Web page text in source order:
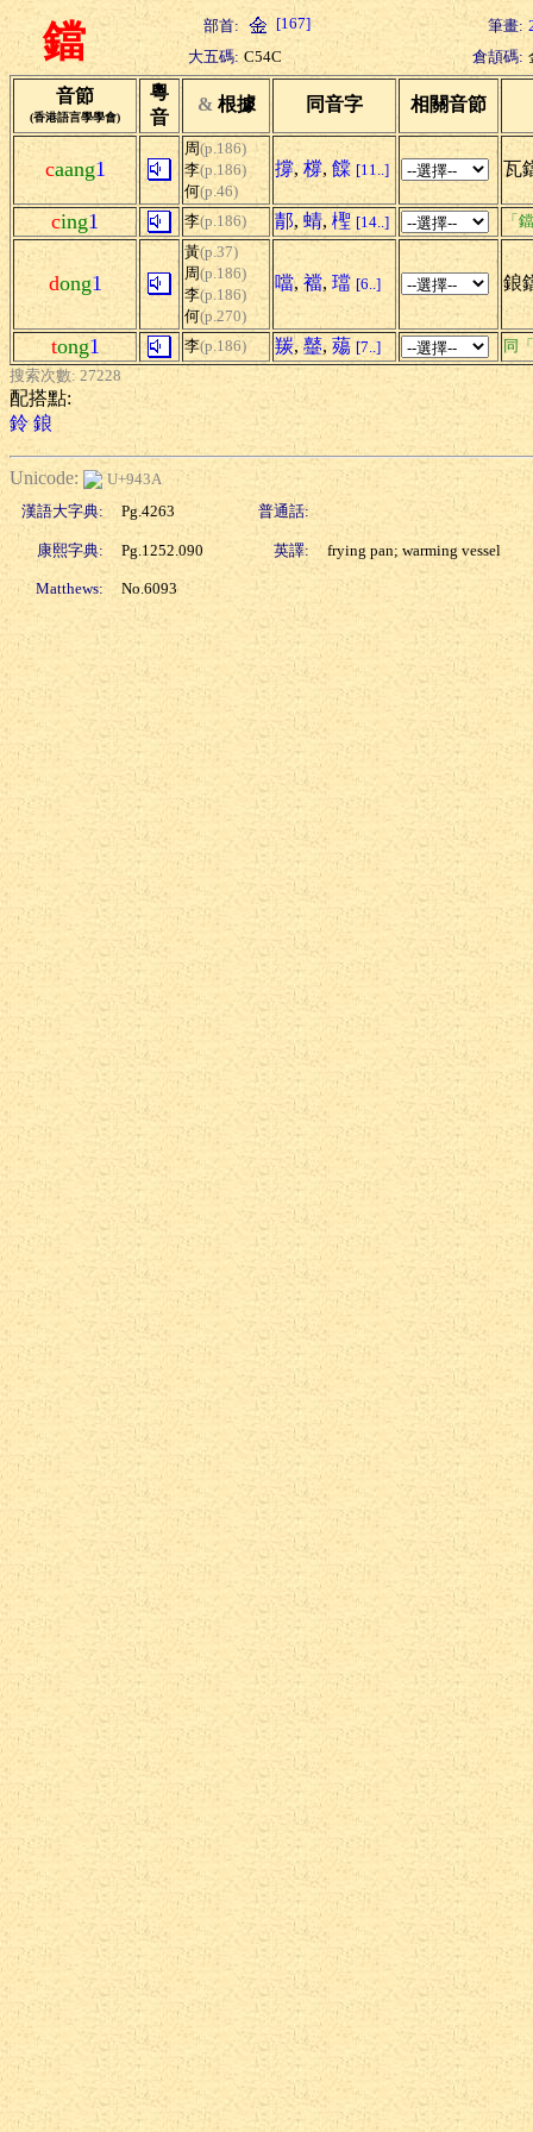
鐺 部首: [167] 筆畫:
大五碼: C54C 倉頡碼:
音節
(香港語言學學會)
粵
音
& 根據 同音字 相關音節
caang1
周(p.186)
李(p.186)
何(p.46)
撐, 橕, 饓 [11..] 瓦
cing1 李(p.186) 郬, 蜻, 檉 [14..] 「
dong1
黃(p.37)
周(p.186)
李(p.186)
何(p.270)
噹, 襠, 璫 [6..] 鋃
tong1 李(p.186) 羰, 鼞, 薚 [7..]
同
搜索次數: 27228
配搭點:
鈴 鋃
Unicode:
U+943A
漢語大字典:
Pg.4263 普通話:
康熙字典: Pg.1252.090 英譯: frying pan; warming vessel
Matthews: No.6093